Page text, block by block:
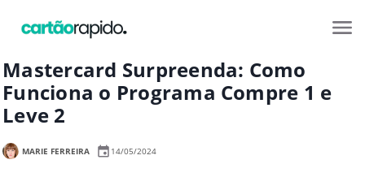
Mastercard Surpreenda: Como
Funciona o Programa Compre 1 e
Leve 2
MARIE FERREIRA 14/05/2024